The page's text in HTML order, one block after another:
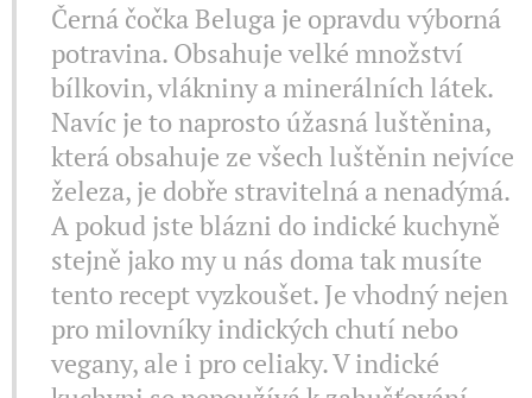
Černá čočka Beluga je opravdu výborná
potravina. Obsahuje velké množství
bílkovin, vlákniny a minerálních látek.
Navíc je to naprosto úžasná luštěnina,
která obsahuje ze všech luštěnin nejvíce
železa, je dobře stravitelná a nenadýmá.
A pokud jste blázni do indické kuchyně
stejně jako my u nás doma tak musíte
tento recept vyzkoušet. Je vhodný nejen
pro milovníky indických chutí nebo
vegany, ale i pro celiaky. V indické